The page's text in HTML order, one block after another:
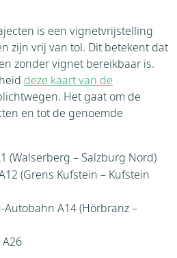
is een vignetvrijstelling
zijn vrij van tol. Dit betekent dat
zonder vignet bereikbaar is.
deze kaart van de
Het gaat om de
en tot de genoemde
(Walserberg – Salzburg Nord)
(Grens Kufstein – Kufstein
A14 (Hörbranz –